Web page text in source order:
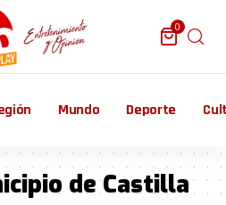
0
Mundo Deporte
de Castilla